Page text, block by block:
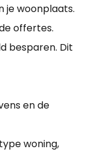
je woonplaats.
offertes.
besparen. Dit
en de
woning,